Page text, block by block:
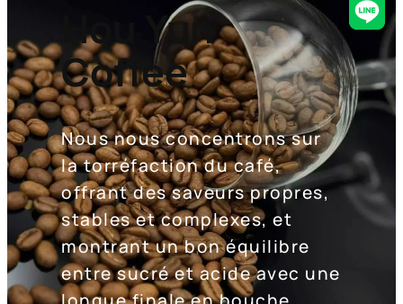
Hou Yun
Coffee
Nous nous concentrons sur
la torréfaction du café,
offrant des saveurs propres,
stables et complexes, et
montrant un bon équilibre
entre sucré et acide avec une
Line